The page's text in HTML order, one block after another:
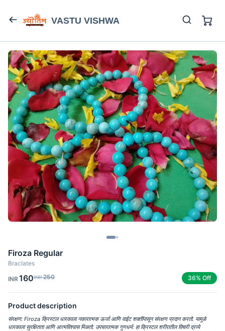
VASTU VISHWA
Firoza Regular
Braclates
INR160INR250 36% Off
Product description
संरक्षण: Firoza क्रिस्टल धारकाला नकारात्मक ऊर्जा आणि वाईट शक्तींपासून संरक्षण प्रदान करतो. यामुळे
धारकाला सुरक्षितता आणि आत्मविश्वास मिळतो. उपचारात्मक गुणधर्म: हा क्रिस्टल शरीरातील विषारी द्रव्ये